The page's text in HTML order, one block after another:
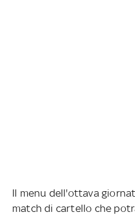
Il menu dell'ottava
match di cartello che